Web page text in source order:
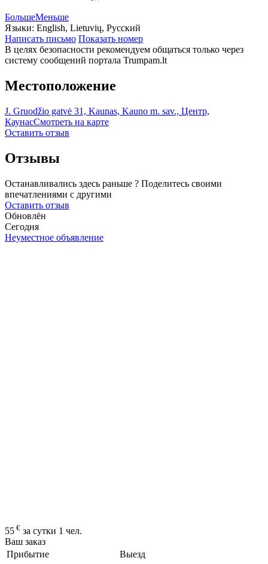
БольшеМеньше
Языки: English, Lietuvių, Русский
Написать письмо Показать номер
В целях безопасности рекомендуем общаться только через
систему сообщений портала Trumpam.lt
Местоположение
J. Gruodžio gatvė 31, Kaunas, Kauno m. sav., Центр,
КаунасСмотреть на карте
Оставить отзыв
Отзывы
Останавливались здесь раньше ? Поделитесь своими
впечатлениями с другими
Оставить отзыв
Обновлён
Сегодня
Неуместное объявление
55 € за сутки 1 чел.
Ваш заказ
Прибытие
Выезд